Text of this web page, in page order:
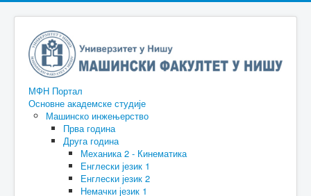
МФН Портал
Основне академске студије
Машинско инжењерство
Прва година
Друга година
Механика 2 - Кинематика
Енглески језик 1
Енглески језик 2
Немачки језик 1